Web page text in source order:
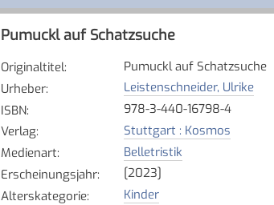
Pumuckl auf Schatzsuche
Originaltitel:
Pumuckl auf Schatzsuche
Urheber:
Leistenschneider, Ulrike
ISBN:
978-3-440-16798-4
Verlag:
Stuttgart : Kosmos
Medienart:
Belletristik
Erscheinungsjahr:
[2023]
Alterskategorie:
Kinder